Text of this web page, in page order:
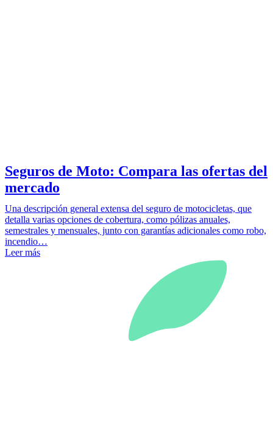
Seguros de Moto: Compara las ofertas del
mercado
Una descripción general extensa del seguro de motocicletas, que
detalla varias opciones de cobertura, como pólizas anuales,
semestrales y mensuales, junto con garantías adicionales como robo,
incendio…
Leer más